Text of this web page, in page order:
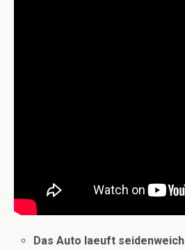
Das Auto laeuft seidenweich